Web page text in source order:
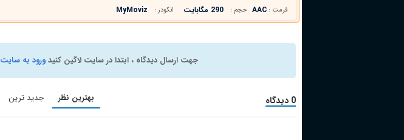
فرمت : AAC حجم : 290 مگابایت انکودر : MyMoviz
جهت ارسال دیدگاه ، ابتدا در سایت لاگین کنیدورود به سایت
0 دیدگاه بهترین نظر جدید ترین